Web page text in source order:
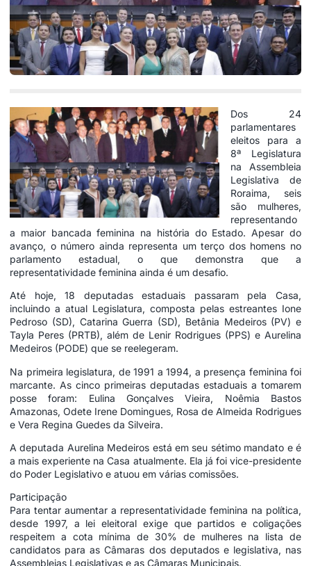
Dos 24
parlamentares
eleitos para a
8ª Legislatura
na Assembleia
Legislativa de
Roraima, seis
são mulheres,
representando
a maior bancada feminina na história do Estado. Apesar do
avanço, o número ainda representa um terço dos homens no
parlamento estadual, o que demonstra que a
representatividade feminina ainda é um desafio.
Até hoje, 18 deputadas estaduais passaram pela Casa,
incluindo a atual Legislatura, composta pelas estreantes Ione
Pedroso (SD), Catarina Guerra (SD), Betânia Medeiros (PV) e
Tayla Peres (PRTB), além de Lenir Rodrigues (PPS) e Aurelina
Medeiros (PODE) que se reelegeram.
Na primeira legislatura, de 1991 a 1994, a presença feminina foi
marcante. As cinco primeiras deputadas estaduais a tomarem
posse foram: Eulina Gonçalves Vieira, Noêmia Bastos
Amazonas, Odete Irene Domingues, Rosa de Almeida Rodrigues
e Vera Regina Guedes da Silveira.
A deputada Aurelina Medeiros está em seu sétimo mandato e é
a mais experiente na Casa atualmente. Ela já foi vice-presidente
do Poder Legislativo e atuou em várias comissões.
Participação
Para tentar aumentar a representatividade feminina na política,
desde 1997, a lei eleitoral exige que partidos e coligações
respeitem a cota mínima de 30% de mulheres na lista de
candidatos para as Câmaras dos deputados e legislativa, nas
Assembleias Legislativas e as Câmaras Municipais.